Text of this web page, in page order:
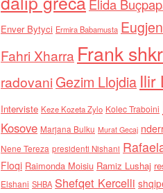
Elida
Enver Bytyci Ermira Babamusta
Fahri Xharra Frank
radovaniGezim Llojdia Ilir
Interviste Keze Kozeta Zylo Kolec Traboini
Kosove Marjana Bulku Murat Gecaj
Nene Tereza presidenti Nishani
Floqi Raimonda Moisiu Ramiz Lushaj
Elshani SHBA Shefqet Kercelli